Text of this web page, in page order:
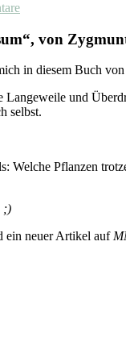
von
in diesem Buch von
und
selbst.
Welche Pflanzen
;)
ein neuer Artikel auf